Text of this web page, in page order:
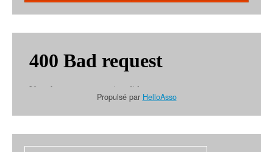
Propulsé par HelloAsso